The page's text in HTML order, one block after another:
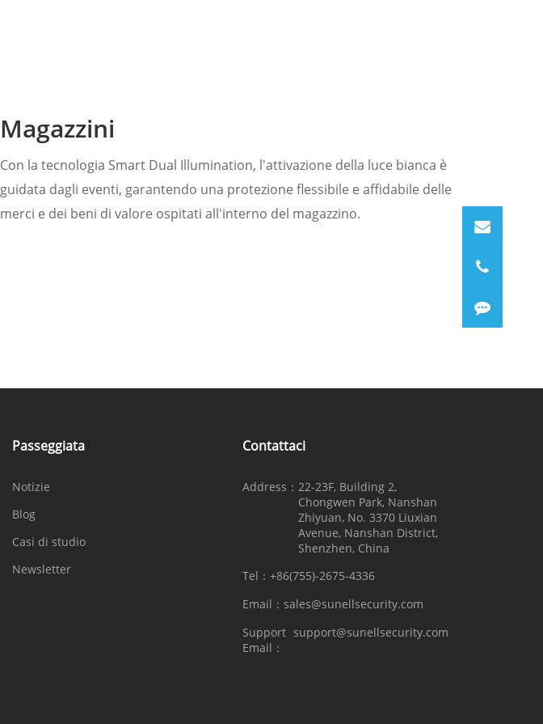
Magazzini
Con la tecnologia Smart Dual Illumination, l'attivazione della luce bianca è
guidata dagli eventi, garantendo una protezione flessibile e affidabile delle
merci e dei beni di valore ospitati all'interno del magazzino.
Passeggiata
Notizie
Blog
Casi di studio
Newsletter
Contattaci
Address： 22-23F, Building 2,
Chongwen Park, Nanshan
Zhiyuan, No. 3370 Liuxian
Avenue, Nanshan District,
Shenzhen, China
Tel： +86(755)-2675-4336
Email： sales@sunellsecurity.com
Support
Email：
support@sunellsecurity.com